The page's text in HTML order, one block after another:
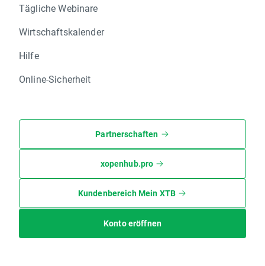
Tägliche Webinare
Wirtschaftskalender
Hilfe
Online-Sicherheit
Partnerschaften
xopenhub.pro
Kundenbereich Mein XTB
Konto eröffnen